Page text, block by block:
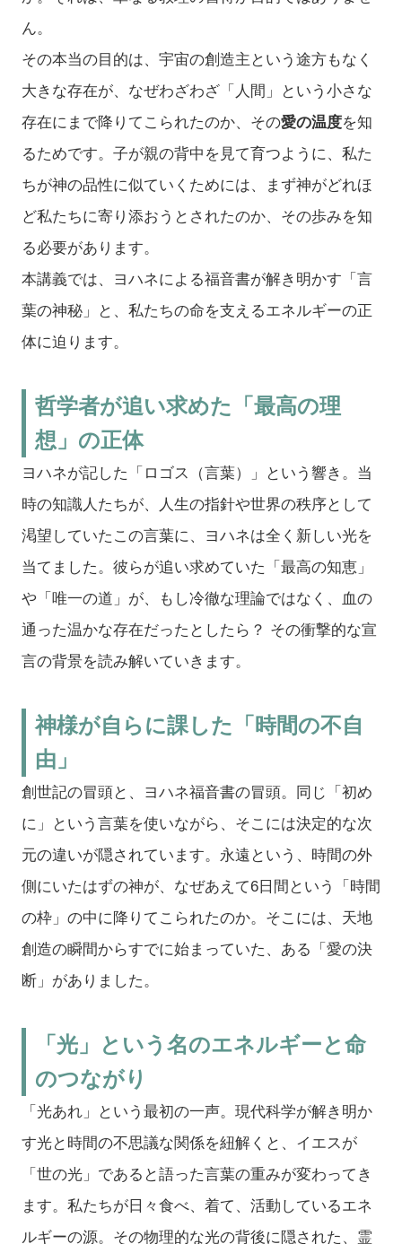
ん。
その本当の目的は、宇宙の創造主という途方もなく
大きな存在が、なぜわざわざ「人間」という小さな
存在にまで降りてこられたのか、その愛の温度を知
るためです。子が親の背中を見て育つように、私た
ちが神の品性に似ていくためには、まず神がどれほ
ど私たちに寄り添おうとされたのか、その歩みを知
る必要があります。
本講義では、ヨハネによる福音書が解き明かす「言
葉の神秘」と、私たちの命を支えるエネルギーの正
体に迫ります。
哲学者が追い求めた「最高の理
想」の正体
ヨハネが記した「ロゴス（言葉）」という響き。当
時の知識人たちが、人生の指針や世界の秩序として
渇望していたこの言葉に、ヨハネは全く新しい光を
当てました。彼らが追い求めていた「最高の知恵」
や「唯一の道」が、もし冷徹な理論ではなく、血の
通った温かな存在だったとしたら？ その衝撃的な宣
言の背景を読み解いていきます。
神様が自らに課した「時間の不自
由」
創世記の冒頭と、ヨハネ福音書の冒頭。同じ「初め
に」という言葉を使いながら、そこには決定的な次
元の違いが隠されています。永遠という、時間の外
側にいたはずの神が、なぜあえて6日間という「時間
の枠」の中に降りてこられたのか。そこには、天地
創造の瞬間からすでに始まっていた、ある「愛の決
断」がありました。
「光」という名のエネルギーと命
のつながり
「光あれ」という最初の一声。現代科学が解き明か
す光と時間の不思議な関係を紐解くと、イエスが
「世の光」であると語った言葉の重みが変わってき
ます。私たちが日々食べ、着て、活動しているエネ
ルギーの源。その物理的な光の背後に隠された、霊